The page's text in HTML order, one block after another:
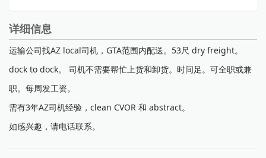
详细信息
运输公司找AZ local司机，GTA范围内配送。53尺 dry freight。
dock to dock。 司机不需要帮忙上货和卸货。时间足。可全职或兼
职。每周发工资。
需有3年AZ司机经验，clean CVOR 和 abstract。
如感兴趣，请电话联系。